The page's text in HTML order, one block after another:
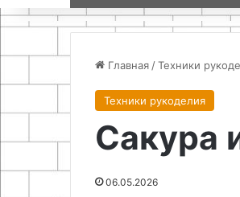
Главная /Техники
Техники рукоделия
Сакура
06.05.2026